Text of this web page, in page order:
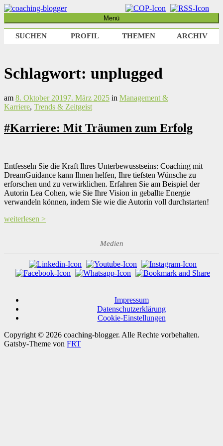
Weiter
Inhalt
coaching-blogger
Refugium für vielseitige Persönlichkeiten
Menü
Schlagwort: unplugged
am 8. Oktober 20197. März 2025 in Management &
Karriere, Trends & Zeitgeist
#Karriere: Mit Träumen zum Erfolg
Entfesseln Sie die Kraft Ihres Unterbewusstseins: Coaching mit
DreamGuidance kann Ihnen helfen, Ihre tiefsten Wünsche zu
erforschen und zu verwirklichen. Erfahren Sie am Beispiel der
Autorin Lea Cohen, wie Sie Ihre Vision in geballte Energie
verwandeln können, indem Sie wie die Autorin voll durchstarten!
weiterlesen >
SUCHEN PROFIL THEMEN ARCHIV
Medien
Impressum
Datenschutzerklärung
Cookie-Einstellungen
Copyright © 2026 coaching-blogger. Alle Rechte vorbehalten.
Gatsby-Theme von FRT